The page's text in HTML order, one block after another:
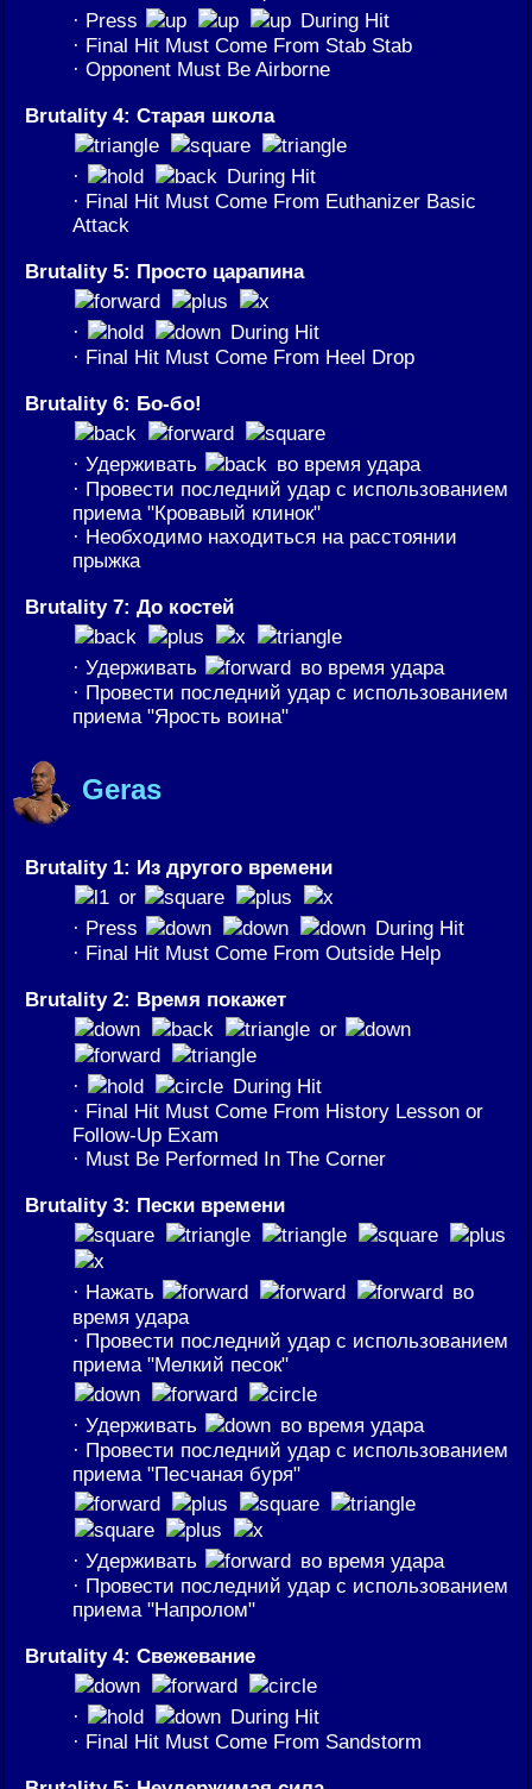
· Press
During Hit
· Final Hit Must Come From Stab Stab
· Opponent Must Be Airborne
Brutality 4: Старая школа
·
During Hit
· Final Hit Must Come From Euthanizer Basic
Attack
Brutality 5: Просто царапина
·
During Hit
· Final Hit Must Come From Heel Drop
Brutality 6: Бо-бо!
· Удерживать
во время удара
· Провести последний удар с использованием
приема "Кровавый клинок"
· Необходимо находиться на расстоянии
прыжка
Brutality 7: До костей
· Удерживать
во время удара
· Провести последний удар с использованием
приема "Ярость воина"
Geras
Brutality 1: Из другого времени
or
· Press
During Hit
· Final Hit Must Come From Outside Help
Brutality 2: Время покажет
or
·
During Hit
· Final Hit Must Come From History Lesson or
Follow-Up Exam
· Must Be Performed In The Corner
Brutality 3: Пески времени
· Нажать
во
время удара
· Провести последний удар с использованием
приема "Мелкий песок"
· Удерживать
во время удара
· Провести последний удар с использованием
приема "Песчаная буря"
· Удерживать
во время удара
· Провести последний удар с использованием
приема "Напролом"
Brutality 4: Свежевание
·
During Hit
· Final Hit Must Come From Sandstorm